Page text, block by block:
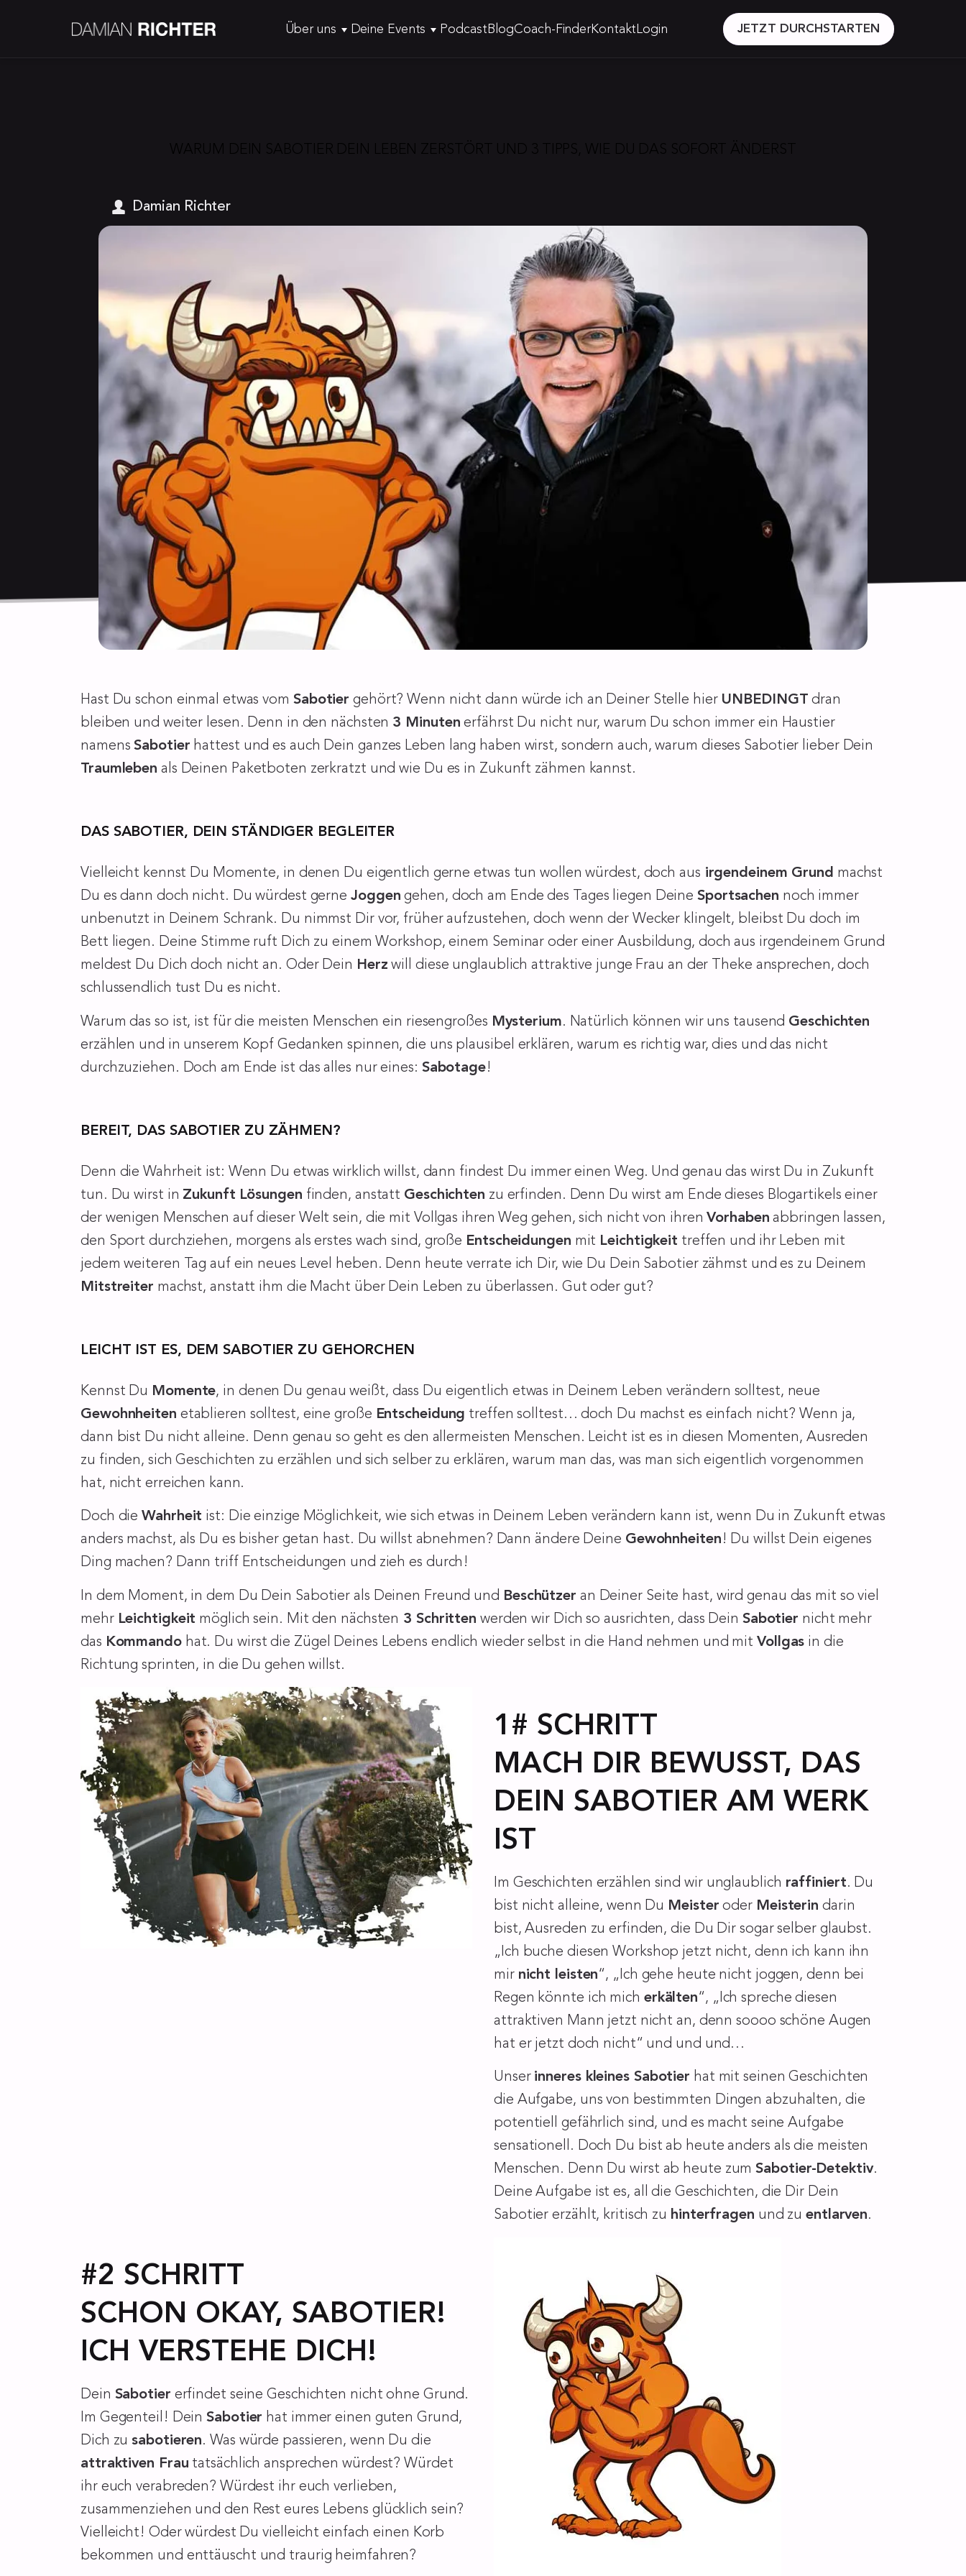
Über uns Deine Events Podcast BlogCoach-FinderKontakt Login JETZT DURCHSTARTEN
Damian Richter
Hast Du schon einmal etwas vom Sabotier gehört? Wenn nicht dann würde ich an Deiner Stelle hier UNBEDINGT dran
bleiben und weiter lesen. Denn in den nächsten 3 Minuten erfährst Du nicht nur, warum Du schon immer ein Haustier
namensSabotier hattest und es auch Dein ganzes Leben lang haben wirst, sondern auch, warum dieses Sabotier lieber Dein
Traumleben als Deinen Paketboten zerkratzt und wie Du es in Zukunft zähmen kannst.
DAS SABOTIER, DEIN STÄNDIGER BEGLEITER
Vielleicht kennst Du Momente, in denen Du eigentlich gerne etwas tun wollen würdest, doch aus irgendeinem Grund machst
Du es dann doch nicht. Du würdest gerne Joggen gehen, doch am Ende des Tages liegen DeineSportsachen noch immer
unbenutzt in Deinem Schrank. Du nimmst Dir vor, früher aufzustehen, doch wenn der Wecker klingelt, bleibst Du doch im
Bett liegen. Deine Stimme ruft Dich zu einem Workshop, einem Seminar oder einer Ausbildung, doch aus irgendeinem Grund
meldest Du Dich doch nicht an. Oder Dein Herz will diese unglaublich attraktive junge Frau an der Theke ansprechen, doch
schlussendlich tust Du es nicht.
Warum das so ist, ist für die meisten Menschen ein riesengroßes Mysterium. Natürlich können wir uns tausend Geschichten
erzählen und in unserem Kopf Gedanken spinnen, die uns plausibel erklären, warum es richtig war, dies und das nicht
durchzuziehen. Doch am Ende ist das alles nur eines: Sabotage!
BEREIT, DAS SABOTIER ZU ZÄHMEN?
Denn die Wahrheit ist: Wenn Du etwas wirklich willst, dann findest Du immer einen Weg. Und genau das wirst Du in Zukunft
tun. Du wirst in Zukunft Lösungen finden, anstatt Geschichten zu erfinden. Denn Du wirst am Ende dieses Blogartikels einer
der wenigen Menschen auf dieser Welt sein, die mit Vollgas ihren Weg gehen, sich nicht von ihrenVorhaben abbringen lassen,
den Sport durchziehen, morgens als erstes wach sind, große Entscheidungen mit Leichtigkeit treffen und ihr Leben mit
jedem weiteren Tag auf ein neues Level heben. Denn heute verrate ich Dir, wie Du Dein Sabotier zähmst und es zu Deinem
Mitstreiter machst, anstatt ihm die Macht über Dein Leben zu überlassen. Gut oder gut?
LEICHT IST ES, DEM SABOTIER ZU GEHORCHEN
Kennst Du Momente, in denen Du genau weißt, dass Du eigentlich etwas in Deinem Leben verändern solltest, neue
Gewohnheiten etablieren solltest, eine große Entscheidung treffen solltest… doch Du machst es einfach nicht? Wenn ja,
dann bist Du nicht alleine. Denn genau so geht es den allermeisten Menschen. Leicht ist es in diesen Momenten, Ausreden
zu finden, sich Geschichten zu erzählen und sich selber zu erklären, warum man das, was man sich eigentlich vorgenommen
hat, nicht erreichen kann.
Doch dieWahrheit ist: Die einzige Möglichkeit, wie sich etwas in Deinem Leben verändern kann ist, wenn Du in Zukunft etwas
anders machst, als Du es bisher getan hast. Du willst abnehmen? Dann ändere Deine Gewohnheiten ! Du willst Dein eigenes
Ding machen? Dann triff Entscheidungen und zieh es durch!
In dem Moment, in dem Du Dein Sabotier als Deinen Freund und Beschützer an Deiner Seite hast, wird genau das mit so viel
mehr Leichtigkeit möglich sein. Mit den nächsten 3 Schritten werden wir Dich so ausrichten, dass Dein Sabotier nicht mehr
das Kommandohat. Du wirst die Zügel Deines Lebens endlich wieder selbst in die Hand nehmen und mitVollgas in die
Richtung sprinten, in die Du gehen willst.
1# SCHRITT
MACH DIR BEWUSST, DAS
DEIN SABOTIER AM WERK
IST
Im Geschichten erzählen sind wir unglaublich raffiniert. Du
bist nicht alleine, wenn Du Meister oder Meisterin darin
bist, Ausreden zu erfinden, die Du Dir sogar selber glaubst.
„Ich buche diesen Workshop jetzt nicht, denn ich kann ihn
mir nicht leisten“, „Ich gehe heute nicht joggen, denn bei
Regen könnte ich mich erkälten“, „Ich spreche diesen
attraktiven Mann jetzt nicht an, denn soooo schöne Augen
hat er jetzt doch nicht“ und und und…
Unser inneres kleines Sabotier hat mit seinen Geschichten
die Aufgabe, uns von bestimmten Dingen abzuhalten, die
potentiell gefährlich sind, und es macht seine Aufgabe
sensationell. Doch Du bist ab heute anders als die meisten
Menschen. Denn Du wirst ab heute zumSabotier-Detektiv.
Deine Aufgabe ist es, all die Geschichten, die Dir Dein
Sabotier erzählt, kritisch zu hinterfragen und zuentlarven.
#2 SCHRITT
SCHON OKAY, SABOTIER!
ICH VERSTEHE DICH!
Dein Sabotier erfindet seine Geschichten nicht ohne Grund.
Im Gegenteil! DeinSabotier hat immer einen guten Grund,
Dich zu sabotieren. Was würde passieren, wenn Du die
attraktiven Frau tatsächlich ansprechen würdest? Würdet
ihr euch verabreden? Würdest ihr euch verlieben,
zusammenziehen und den Rest eures Lebens glücklich sein?
Vielleicht! Oder würdest Du vielleicht einfach einen Korb
bekommen und enttäuscht und traurig heimfahren?